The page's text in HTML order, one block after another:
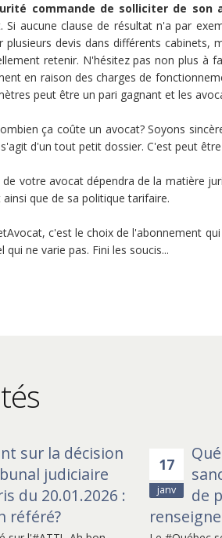
commande de solliciter de son
Si aucune clause de résultat n'a par
plusieurs devis dans différents
retenir. N'hésitez pas non plus à
en raison des charges de
peut être un pari gagnant et les
ça coûte un avocat? Soyons
d'un tout petit dossier. C'est peut
de votre avocat dépendra de la matière
que de sa politique tarifaire.
c'est le choix de l'abonnement
qui ne varie pas. Fini les soucis...
sur la décision
judiciaire
du 20.01.2026 :
référé?
17
janv
de
de Me LANDAT sur
DALLOZ : "Un avocat
d’abonnement juridique à